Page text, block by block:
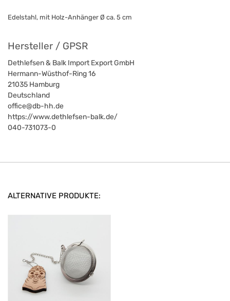
Edelstahl, mit Holz-Anhänger Ø ca. 5 cm
Hersteller / GPSR
Dethlefsen & Balk Import Export GmbH
Hermann-Wüsthof-Ring 16
21035 Hamburg
Deutschland
office@db-hh.de
https://www.dethlefsen-balk.de/
040-731073-0
ALTERNATIVE PRODUKTE: